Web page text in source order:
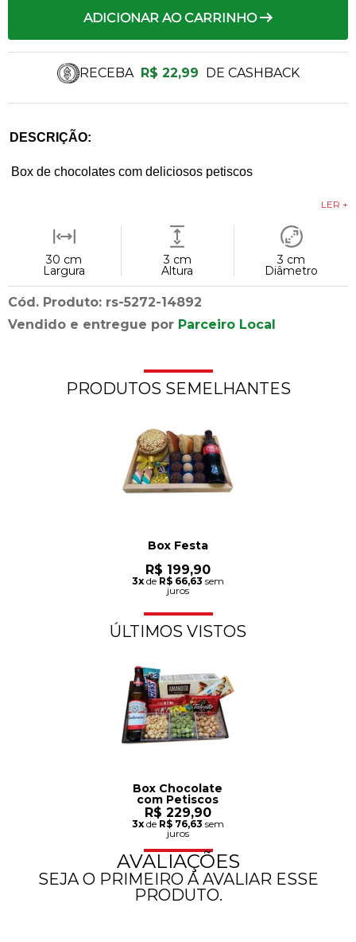
DESCRIÇÃO:
Box de chocolates com deliciosos petiscos
LER +
30 cm
Largura
3 cm
Altura
3 cm
Diâmetro
Cód. Produto: rs-5272-14892
Vendido e entregue por Parceiro Local
RECEBA R$ 22,99 DE CASHBACK
ADICIONAR AO CARRINHO
PRODUTOS SEMELHANTES
Box Festa
R$ 199,90
3xde R$ 66,63 sem
juros
ÚLTIMOS VISTOS
Box Chocolate
com Petiscos
R$ 229,90
3xde R$ 76,63 sem
juros
AVALIAÇÕES
SEJA O PRIMEIRO A AVALIAR ESSE
PRODUTO.